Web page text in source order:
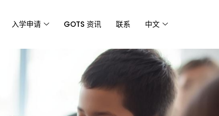
入学申请 GOTS 资讯 联系 中文